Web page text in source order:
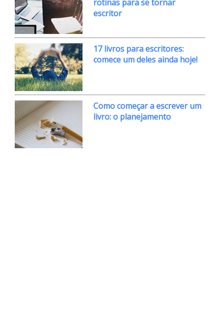
rotinas para se tornar
escritor
17 livros para escritores:
comece um deles ainda hoje!
Como começar a escrever um
livro: o planejamento